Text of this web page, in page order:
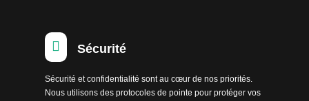
 Sécurité
Sécurité et confidentialité sont au cœur de nos priorités.
Nous utilisons des protocoles de pointe pour protéger vos